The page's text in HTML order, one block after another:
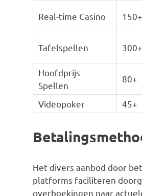
Real-time Casino 150+
Tafelspellen 300+
Hoofdprijs
Spellen
80+
Videopoker 45+
Het divers aanbod door
platforms faciliteren
overboekingen naar